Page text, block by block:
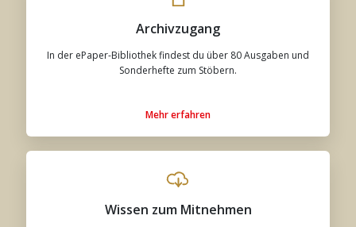
Archivzugang
In der ePaper-Bibliothek findest du über 80 Ausgaben und
Sonderhefte zum Stöbern.
Mehr erfahren
Wissen zum Mitnehmen